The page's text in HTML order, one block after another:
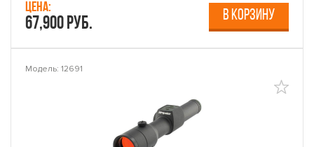
Цена:
67,900 руб. В КОРЗИНУ
Модель: 12691